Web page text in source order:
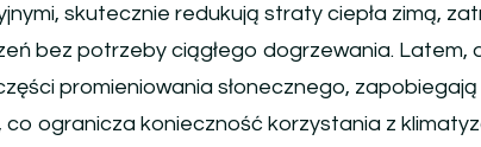
skutecznie redukują straty ciepła zimą,
bez potrzeby ciągłego dogrzewania. Latem,
promieniowania słonecznego,
co ogranicza konieczność korzystania z